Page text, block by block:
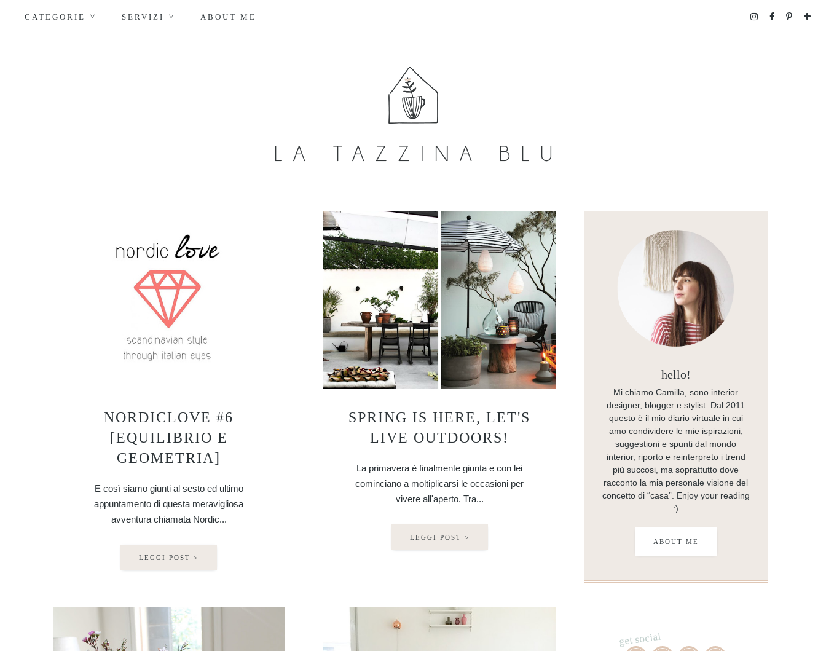
CATEGORIE > SERVIZI > ABOUT ME
NORDICLOVE #6
[EQUILIBRIO E
GEOMETRIA]
E così siamo giunti al sesto ed ultimo
appuntamento di questa meravigliosa
avventura chiamata Nordic...
LEGGI POST >
SPRING IS HERE, LET'S
LIVE OUTDOORS!
La primavera è finalmente giunta e con lei
cominciano a moltiplicarsi le occasioni per
vivere all'aperto. Tra...
LEGGI POST >
hello!
Mi chiamo Camilla, sono interior
designer, blogger e stylist. Dal 2011
questo è il mio diario virtuale in cui
amo condividere le mie ispirazioni,
suggestioni e spunti dal mondo
interior, riporto e reinterpreto i trend
più succosi, ma soprattutto dove
racconto la mia personale visione del
concetto di “casa”. Enjoy your reading
:)
ABOUT ME
get social